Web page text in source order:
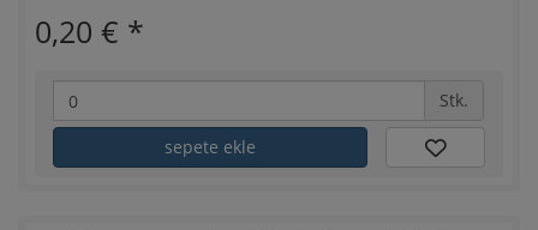
0,20 € *
Stk.
sepete ekle